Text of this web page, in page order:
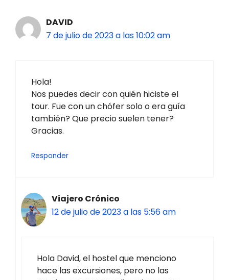
DAVID
7 de julio de 2023 a las 10:02 am
Hola!
Nos puedes decir con quién hiciste el
tour. Fue con un chófer solo o era guía
también? Que precio suelen tener?
Gracias.
Responder
Viajero Crónico
12 de julio de 2023 a las 5:56 am
Hola David, el hostel que menciono
hace las excursiones, pero no las